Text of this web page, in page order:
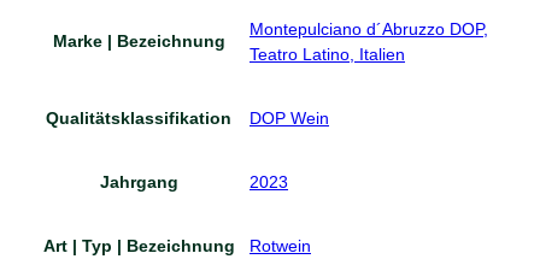
Marke | Bezeichnung
Montepulciano d´Abruzzo DOP,
Teatro Latino, Italien
Qualitätsklassifikation DOP Wein
Jahrgang 2023
Art | Typ | Bezeichnung Rotwein